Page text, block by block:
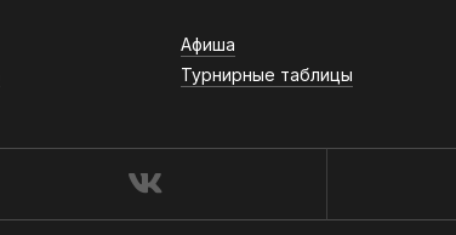
Афиша
Турнирные таблицы